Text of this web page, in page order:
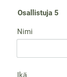
Osallistuja 5
Nimi
Ikä